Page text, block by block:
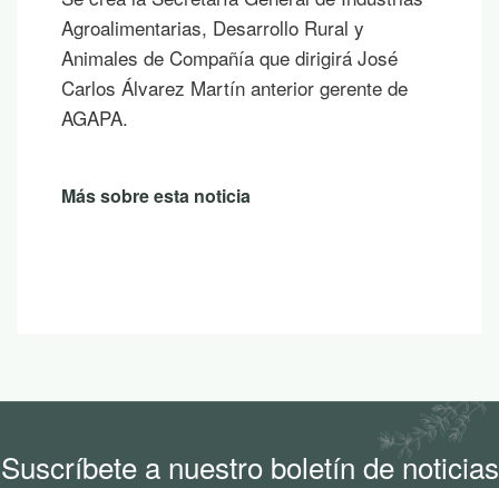
Desarrollo Rural y
de Compañía que dirigirá José
Álvarez Martín anterior gerente de
esta noticia
Suscríbete a nuestro boletín de noticias